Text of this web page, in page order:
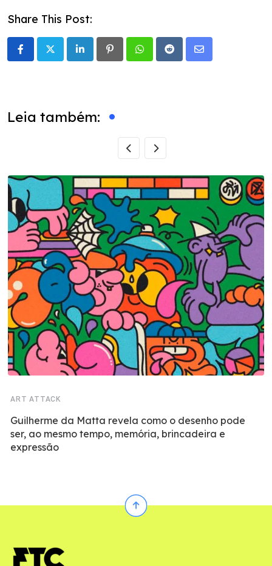
Share This Post:
LinkedIn PinterestWhatsappRedditShare
Leia também:
ART ATTACK
Guilherme da Matta revela como o desenho pode
ser, ao mesmo tempo, memória, brincadeira e
expressão